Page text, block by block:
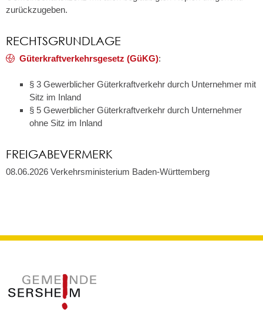
zurückzugeben.
RECHTSGRUNDLAGE
Güterkraftverkehrsgesetz (GüKG):
§ 3 Gewerblicher Güterkraftverkehr durch Unternehmer mit
Sitz im Inland
§ 5 Gewerblicher Güterkraftverkehr durch Unternehmer
ohne Sitz im Inland
FREIGABEVERMERK
08.06.2026 Verkehrsministerium Baden-Württemberg